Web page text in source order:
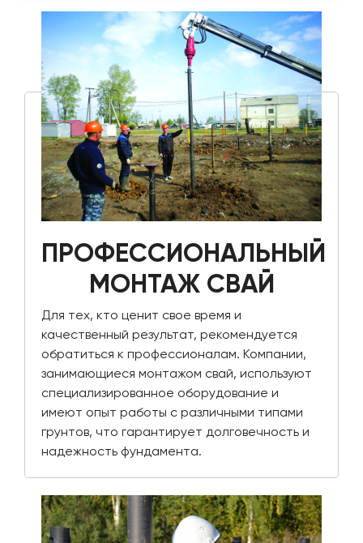
ПРОФЕССИОНАЛЬНЫЙ
МОНТАЖ СВАЙ
Для тех, кто ценит свое время и
качественный результат, рекомендуется
обратиться к профессионалам. Компании,
занимающиеся монтажом свай, используют
специализированное оборудование и
имеют опыт работы с различными типами
грунтов, что гарантирует долговечность и
надежность фундамента.